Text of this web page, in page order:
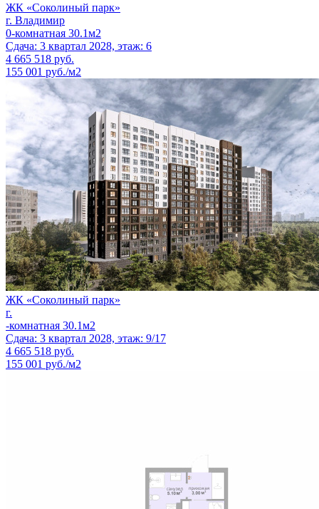
ЖК «Соколиный парк»
г. Владимир
0-комнатная 30.1м2
Сдача: 3 квартал 2028, этаж: 6
4 665 518 руб.
155 001 руб./м2
ЖК «Соколиный парк»
г.
-комнатная 30.1м2
Сдача: 3 квартал 2028, этаж: 9/17
4 665 518 руб.
155 001 руб./м2